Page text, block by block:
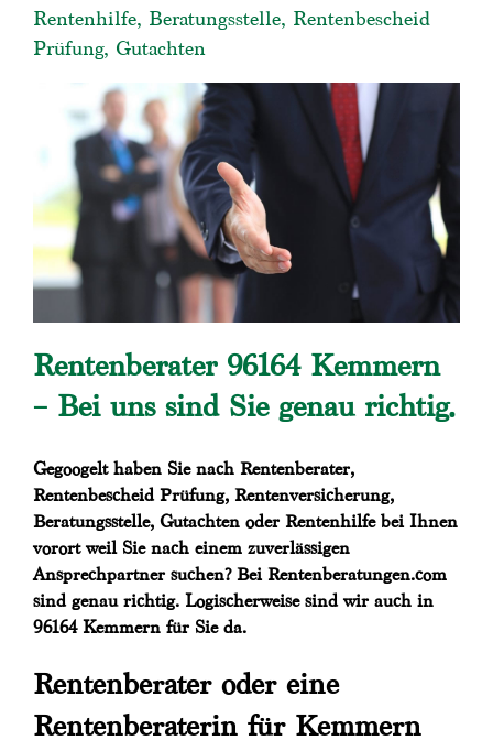
Rentenhilfe, Beratungsstelle, Rentenbescheid
Prüfung, Gutachten
Rentenberater 96164 Kemmern
– Bei uns sind Sie genau richtig.
Gegoogelt haben Sie nach Rentenberater,
Rentenbescheid Prüfung, Rentenversicherung,
Beratungsstelle, Gutachten oder Rentenhilfe bei Ihnen
vorort weil Sie nach einem zuverlässigen
Ansprechpartner suchen? Bei Rentenberatungen.com
sind genau richtig. Logischerweise sind wir auch in
96164 Kemmern für Sie da.
Rentenberater oder eine
Rentenberaterin für Kemmern